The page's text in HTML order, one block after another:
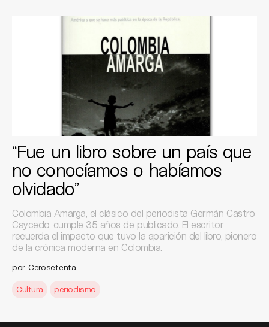
“Fue un libro sobre un país que
no conocíamos o habíamos
olvidado”
Colombia Amarga, el clásico del periodista Germán Castro
Caycedo, cumple 35 años de publicado. El escritor
recuerda el impacto que tuvo la aparición del libro, pionero
de la crónica moderna en Colombia.
por Cerosetenta
Cultura periodismo